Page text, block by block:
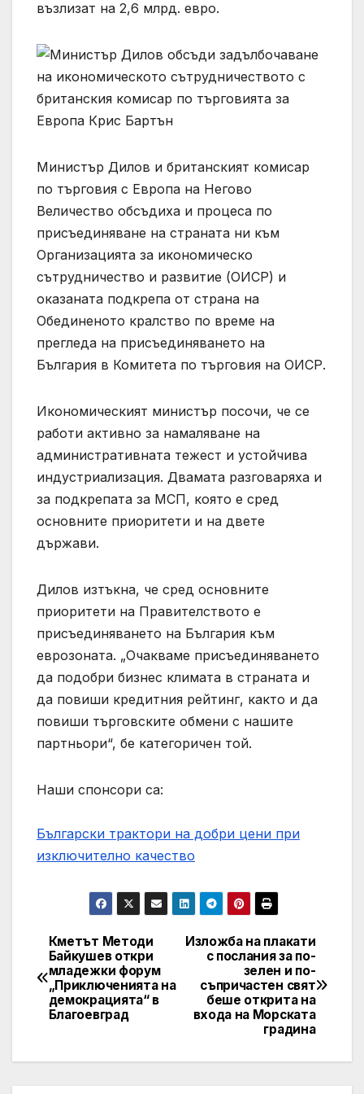
възлизат на 2,6 млрд. евро.
Министър Дилов и британският комисар
по търговия с Европа на Негово
Величество обсъдиха и процеса по
присъединяване на страната ни към
Организацията за икономическо
сътрудничество и развитие (ОИСР) и
оказаната подкрепа от страна на
Обединеното кралство по време на
прегледа на присъединяването на
България в Комитета по търговия на ОИСР.
Икономическият министър посочи, че се
работи активно за намаляване на
административната тежест и устойчива
индустриализация. Двамата разговаряха и
за подкрепата за МСП, която е сред
основните приоритети и на двете
държави.
Дилов изтъкна, че сред основните
приоритети на Правителството е
присъединяването на България към
еврозоната. „Очакваме присъединяването
да подобри бизнес климата в страната и
да повиши кредитния рейтинг, както и да
повиши търговските обмени с нашите
партньори“, бе категоричен той.
Наши спонсори са:
Български трактори на добри цени при
изключително качество
Post
navigation
Изложба на плакати
с послания за по-
зелен и по-
съпричастен свят
беше открита на
входа на Морската
градина
Кметът Методи
Байкушев откри
младежки форум
„Приключенията на
демокрацията“ в
Благоевград